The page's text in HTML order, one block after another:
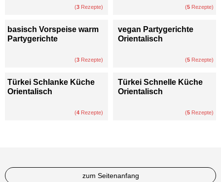
(3 Rezepte) (5 Rezepte)
basisch Vorspeise warm
Partygerichte
(3 Rezepte)
vegan Partygerichte
Orientalisch
(5 Rezepte)
Türkei Schlanke Küche
Orientalisch
(4 Rezepte)
Türkei Schnelle Küche
Orientalisch
(5 Rezepte)
zum Seitenanfang